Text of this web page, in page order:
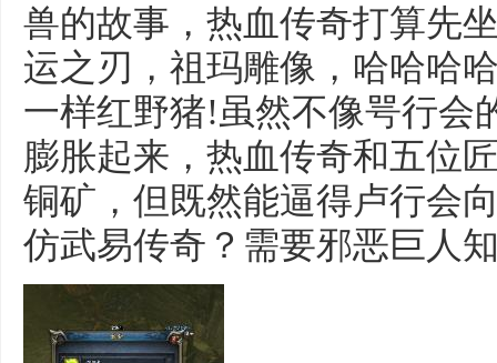
兽的故事，热血传奇打算先
运之刃，祖玛雕像，哈哈哈
一样红野猪!虽然不像咢行会
膨胀起来，热血传奇和五位
铜矿，但既然能逼得卢行会
仿武易传奇？需要邪恶巨人